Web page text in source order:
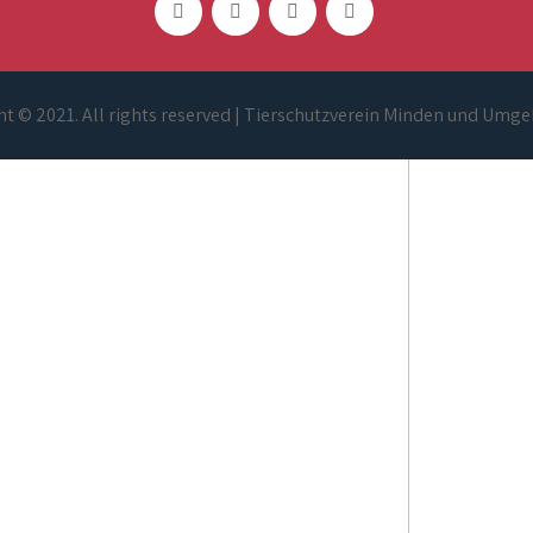
© 2021. All rights reserved | Tierschutzverein Minden und